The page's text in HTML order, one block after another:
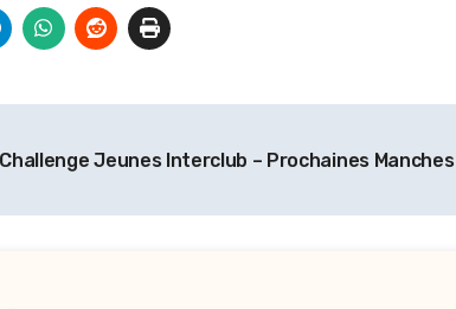
Challenge Jeunes Interclub – Prochaines Manches